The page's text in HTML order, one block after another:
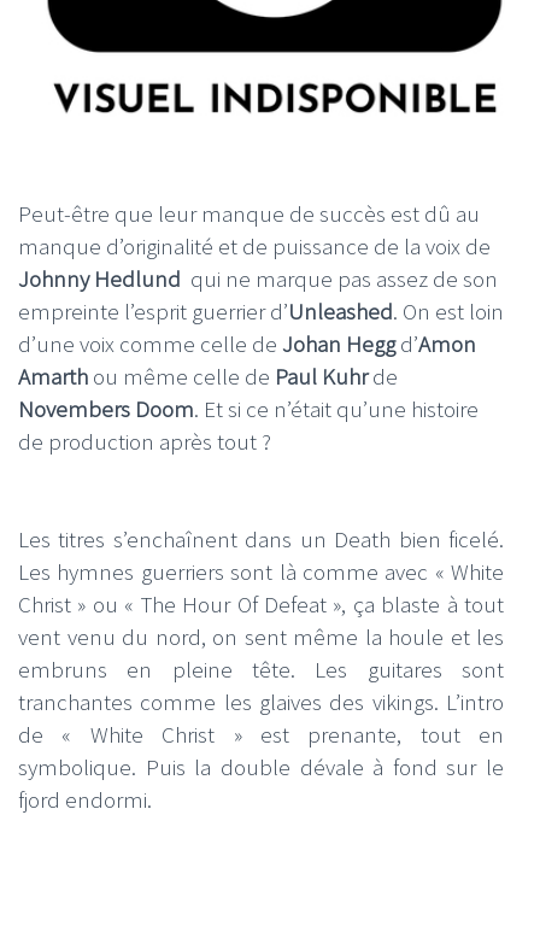
Peut-être que leur manque de succès est dû au
manque d’originalité et de puissance de la voix de
Johnny Hedlund qui ne marque pas assez de son
empreinte l’esprit guerrier d’Unleashed. On est loin
d’une voix comme celle de Johan Heggd’Amon
Amarth ou même celle de Paul Kuhrde
Novembers Doom. Et si ce n’était qu’une histoire
de production après tout ?
Les titres s’enchaînent dans un Death bien ficelé.
Les hymnes guerriers sont là comme avec « White
Christ » ou « The Hour Of Defeat », ça blaste à tout
vent venu du nord, on sent même la houle et les
embruns en pleine tête. Les guitares sont
tranchantes comme les glaives des vikings. L’intro
de « White Christ » est prenante, tout en
symbolique. Puis la double dévale à fond sur le
fjord endormi.